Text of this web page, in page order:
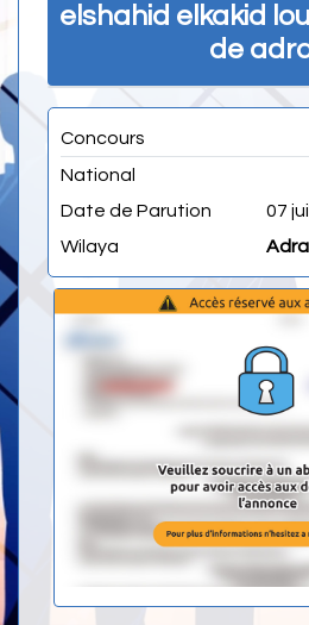
elshahid elkakid
de
Concours
National
Date de Parution
07
Wilaya